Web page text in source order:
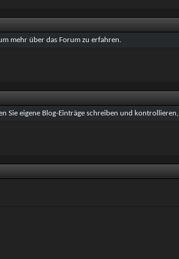
mehr über das Forum zu erfahren.
Sie eigene Blog-Einträge schreiben und kontrollieren,